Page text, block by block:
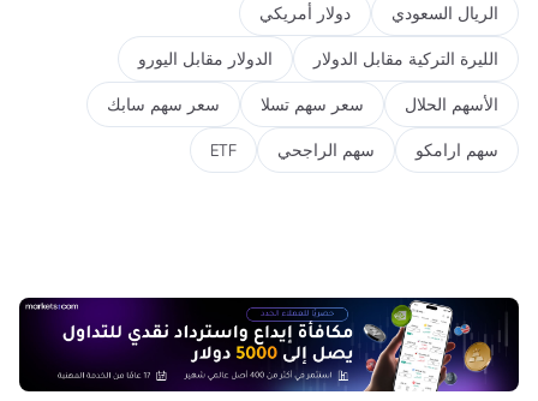
الريال السعودي دولار أمريكي
الليرة التركية مقابل الدولار الدولار مقابل اليورو
الأسهم الحلال سعر سهم تسلا سعر سهم سابك
سهم ارامكو سهم الراجحي ETF